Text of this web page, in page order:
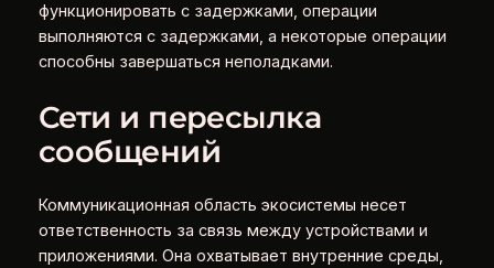
функционировать с задержками, операции
выполняются с задержками, а некоторые операции
способны завершаться неполадками.
Сети и пересылка
сообщений
Коммуникационная область экосистемы несет
ответственность за связь между устройствами и
приложениями. Она охватывает внутренние среды,